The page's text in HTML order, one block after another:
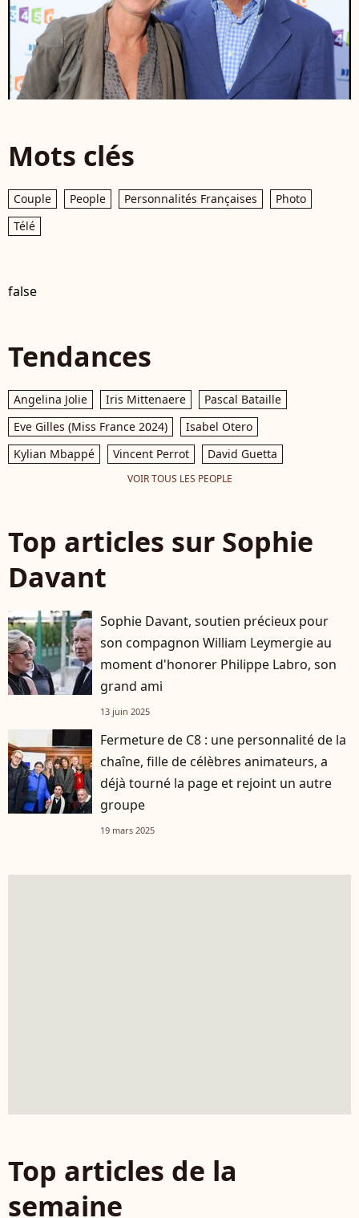
Mots clés
Couple People Personnalités Françaises
Photo
Télé
false
Tendances
Angelina Jolie Iris Mittenaere
Pascal Bataille
Eve Gilles (Miss France 2024)
Isabel Otero
Kylian Mbappé
Vincent Perrot David Guetta
VOIR TOUS LES PEOPLE
Top articles sur Sophie
Davant
Sophie Davant, soutien précieux pour
son compagnon William Leymergie au
moment d'honorer Philippe Labro, son
grand ami
13 juin 2025
Fermeture de C8 : une personnalité de la
chaîne, fille de célèbres animateurs, a
déjà tourné la page et rejoint un autre
groupe
19 mars 2025
Top articles de la
semaine